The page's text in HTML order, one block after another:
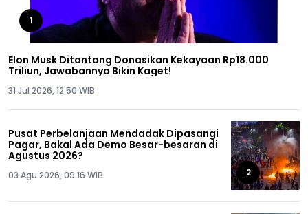
1
Elon Musk Ditantang Donasikan Kekayaan Rp18.000
Triliun, Jawabannya Bikin Kaget!
31 Jul 2026, 12:50 WIB
Pusat Perbelanjaan Mendadak Dipasangi
Pagar, Bakal Ada Demo Besar-besaran di
Agustus 2026?
03 Agu 2026, 09:16 WIB 2